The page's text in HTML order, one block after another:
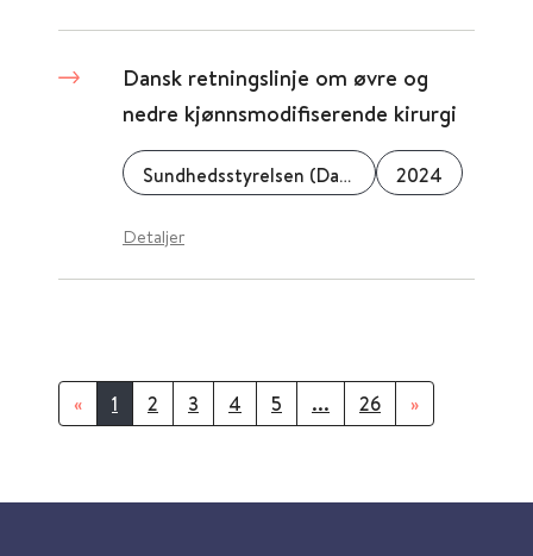
Dansk retningslinje om øvre og
nedre kjønnsmodifiserende kirurgi
Sundhedsstyrelsen (Danmark) 2024
Detaljer
« 1 2 3 4 5 ... 26 »